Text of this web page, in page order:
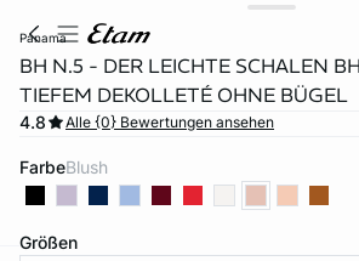
panama
BH N.5 - DER LEICHTE SCHALEN
TIEFEM DEKOLLETÉ OHNE BÜGEL
4.8 Alle {0} Bewertungen ansehen
Farbe blush
Größen